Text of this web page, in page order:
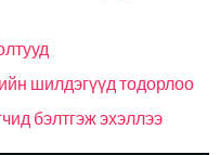
шилдэгүүд тодорлоо
бэлтгэж эхэллээ